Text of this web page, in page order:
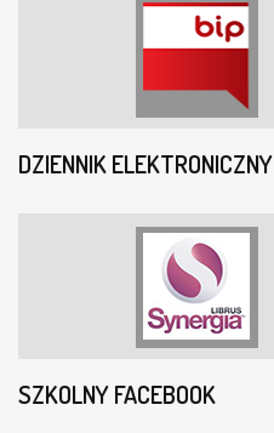
DZIENNIK ELEKTRONICZNY
SZKOLNY FACEBOOK